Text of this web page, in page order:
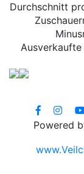
Durchschnitt
Ausverkaufte
Powered